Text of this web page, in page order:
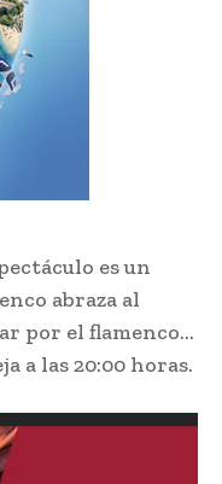
es un
abraza al
por el flamenco…
a las 20:00 horas.